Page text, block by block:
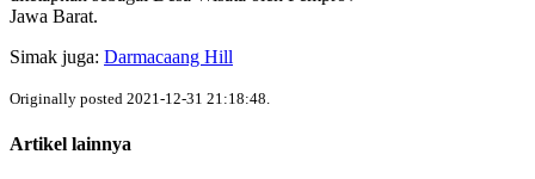
Jawa Barat.
Simak juga: Darmacaang Hill
Originally posted 2021-12-31 21:18:48.
Artikel lainnya